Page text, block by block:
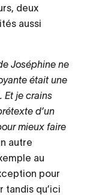
deux
aussi
Joséphine ne
était une
Et je crains
d’un
mieux faire
autre
au
pour
tandis qu’ici